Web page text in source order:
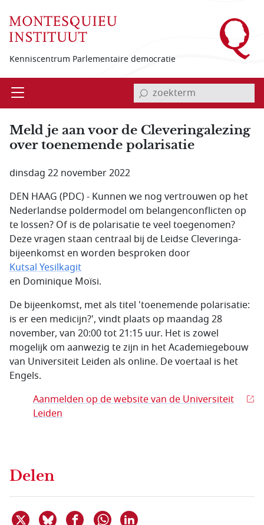
Kenniscentrum Parlementaire democratie
Open invoerveld zoekterm
Meld je aan voor de Cleveringalezing
over toenemende polarisatie
dinsdag 22 november 2022
DEN HAAG (PDC) - Kunnen we nog vertrouwen op het
Nederlandse poldermodel om belangenconflicten op
te lossen? Of is de polarisatie te veel toegenomen?
Deze vragen staan centraal bij de Leidse Cleveringa-
bijeenkomst en worden besproken door
Kutsal Yesilkagit
en Dominique Moïsi.
De bijeenkomst, met als titel 'toenemende polarisatie:
is er een medicijn?', vindt plaats op maandag 28
november, van 20:00 tot 21:15 uur. Het is zowel
mogelijk om aanwezig te zijn in het Academiegebouw
van Universiteit Leiden als online. De voertaal is het
Engels.
Aanmelden op de website van de Universiteit
Leiden
Delen
Deel dit item op X
Deel dit item op Bluesky
Deel dit item op Facebook
Delen via WhatsApp